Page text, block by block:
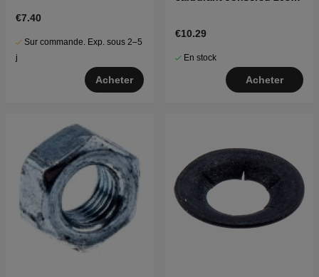
€7.40
Sur commande. Exp. sous 2–5
j
Acheter
€10.29
En stock
Acheter